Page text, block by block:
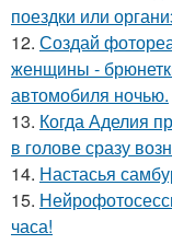
поездки или
12. Создай
женщины -
автомобиля ночью.
13. Когда Аделия
в голове сразу
14. Настасья
15.
часа!